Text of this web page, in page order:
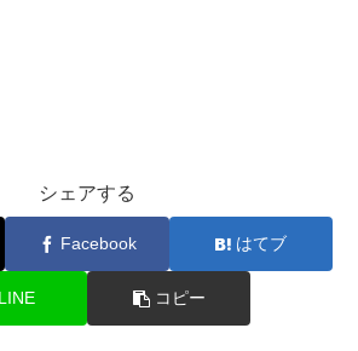
シェアする
Facebook はてブ
LINE コピー